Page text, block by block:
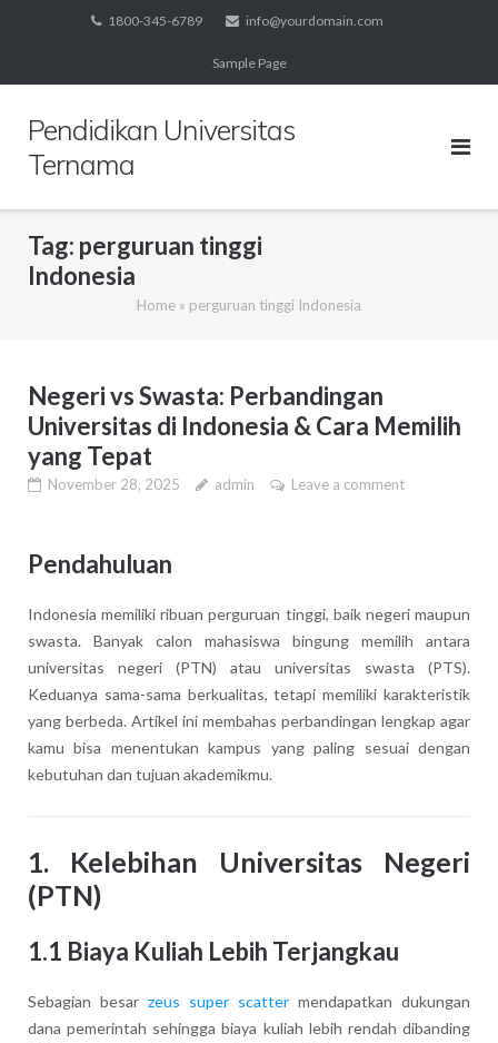
1800-345-6789 info@yourdomain.com
Sample Page
Pendidikan Universitas
Ternama
Tag: perguruan tinggi
Indonesia
Home » perguruan tinggi Indonesia
Negeri vs Swasta: Perbandingan
Universitas di Indonesia & Cara Memilih
yang Tepat
November 28, 2025 admin Leave a comment
Pendahuluan
Indonesia memiliki ribuan perguruan tinggi, baik negeri maupun
swasta. Banyak calon mahasiswa bingung memilih antara
universitas negeri (PTN) atau universitas swasta (PTS).
Keduanya sama-sama berkualitas, tetapi memiliki karakteristik
yang berbeda. Artikel ini membahas perbandingan lengkap agar
kamu bisa menentukan kampus yang paling sesuai dengan
kebutuhan dan tujuan akademikmu.
1. Kelebihan Universitas Negeri
(PTN)
1.1 Biaya Kuliah Lebih Terjangkau
Sebagian besar zeus super scatter mendapatkan dukungan
dana pemerintah sehingga biaya kuliah lebih rendah dibanding